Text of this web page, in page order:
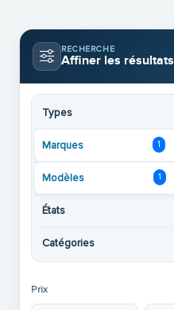
RECHERCHE
Affiner les résultats
Types
Marques 1
Modèles 1
États
Catégories
Prix